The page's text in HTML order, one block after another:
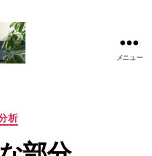
か
メニュー
ゴ
析